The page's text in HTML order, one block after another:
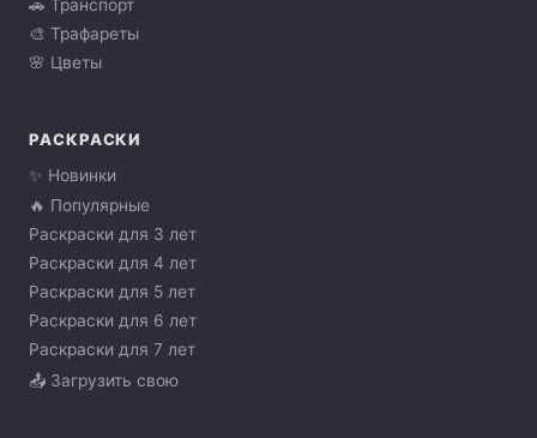
🚗 Транспорт
🎨 Трафареты
🌸 Цветы
РАСКРАСКИ
✨ Новинки
🔥 Популярные
Раскраски для 3 лет
Раскраски для 4 лет
Раскраски для 5 лет
Раскраски для 6 лет
Раскраски для 7 лет
📤 Загрузить свою